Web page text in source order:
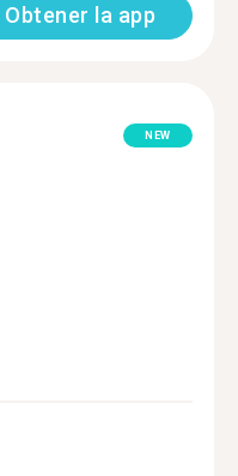
Obtener la app
NEW